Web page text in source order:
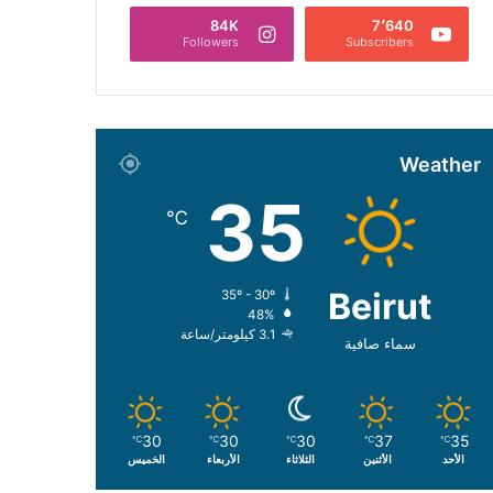
7٬640
Subscribers
84K
Followers
Weather
Beirut
سماء صافية
35
℃
48%
3.1 كيلومتر/ساعة
35
℃
الأحد
37
℃
الأثنين
30
℃
الثلاثاء
30
℃
الأربعاء
30
℃
الخميس